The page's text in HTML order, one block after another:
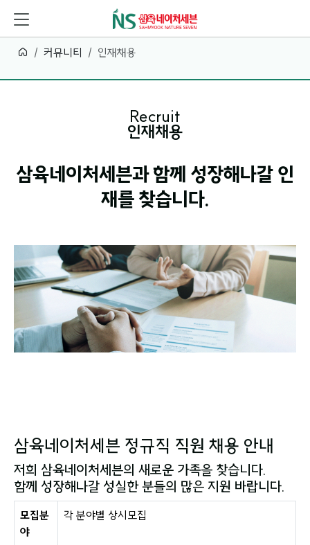
커뮤니티 인재채용
Recruit
인재채용
삼육네이처세븐과 함께 성장해나갈 인
재를 찾습니다.
삼육네이처세븐 정규직 직원 채용 안내
저희 삼육네이처세븐의 새로운 가족을 찾습니다.
함께 성장해나갈 성실한 분들의 많은 지원 바랍니다.
모집분
야
각 분야별 상시모집